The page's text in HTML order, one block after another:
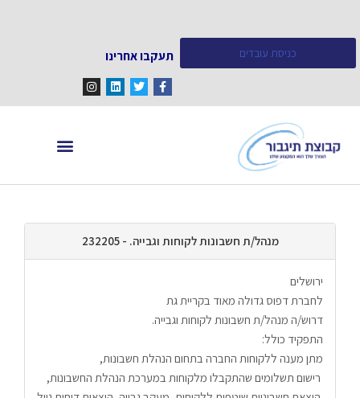
כניסת עובדים תעקבו אחרינו
מנהל/ת חשבונות לקוחות וגבייה. - 232205
ירושלים
לחברת דפוס גדולה מאוד בקריית גת
דרוש/ה מנהל/ת חשבונות לקוחות וגבייה.
התפקיד כולל:
מתן מענה ללקוחות החברה בתחום הנהלת חשבונות,